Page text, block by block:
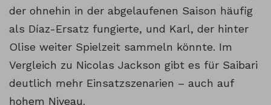
der ohnehin in der abgelaufenen Saison häufig
als Díaz-Ersatz fungierte, und Karl, der hinter
Olise weiter Spielzeit sammeln könnte. Im
Vergleich zu Nicolas Jackson gibt es für Saibari
deutlich mehr Einsatzszenarien – auch auf
hohem Niveau.